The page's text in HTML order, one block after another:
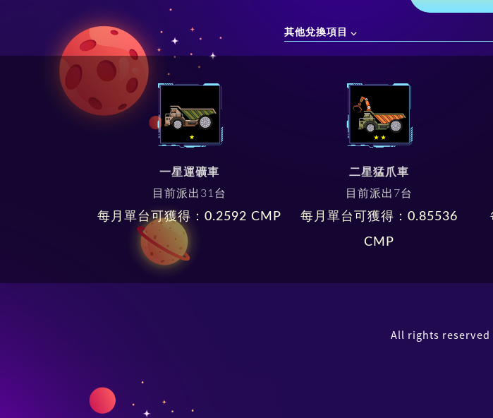
其他兌換項目 ⌵
一星運礦車
目前派出 31台
每月單台可獲得：0.2592 CMP
二星猛爪車
目前派出 7台
每月單台可獲得：0.85536
CMP
All rights reserved